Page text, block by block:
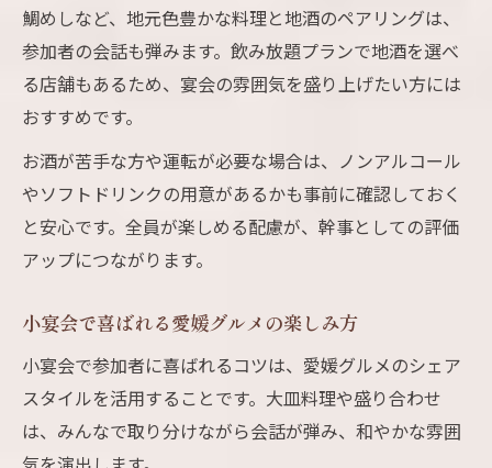
鯛めしなど、地元色豊かな料理と地酒のペアリングは、
参加者の会話も弾みます。飲み放題プランで地酒を選べ
る店舗もあるため、宴会の雰囲気を盛り上げたい方には
おすすめです。
お酒が苦手な方や運転が必要な場合は、ノンアルコール
やソフトドリンクの用意があるかも事前に確認しておく
と安心です。全員が楽しめる配慮が、幹事としての評価
アップにつながります。
小宴会で喜ばれる愛媛グルメの楽しみ方
小宴会で参加者に喜ばれるコツは、愛媛グルメのシェア
スタイルを活用することです。大皿料理や盛り合わせ
は、みんなで取り分けながら会話が弾み、和やかな雰囲